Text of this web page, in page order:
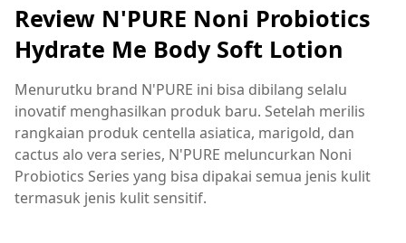
Review N'PURE Noni Probiotics
Hydrate Me Body Soft Lotion
Menurutku brand N'PURE ini bisa dibilang selalu
inovatif menghasilkan produk baru. Setelah merilis
rangkaian produk centella asiatica, marigold, dan
cactus alo vera series, N'PURE meluncurkan Noni
Probiotics Series yang bisa dipakai semua jenis kulit
termasuk jenis kulit sensitif.